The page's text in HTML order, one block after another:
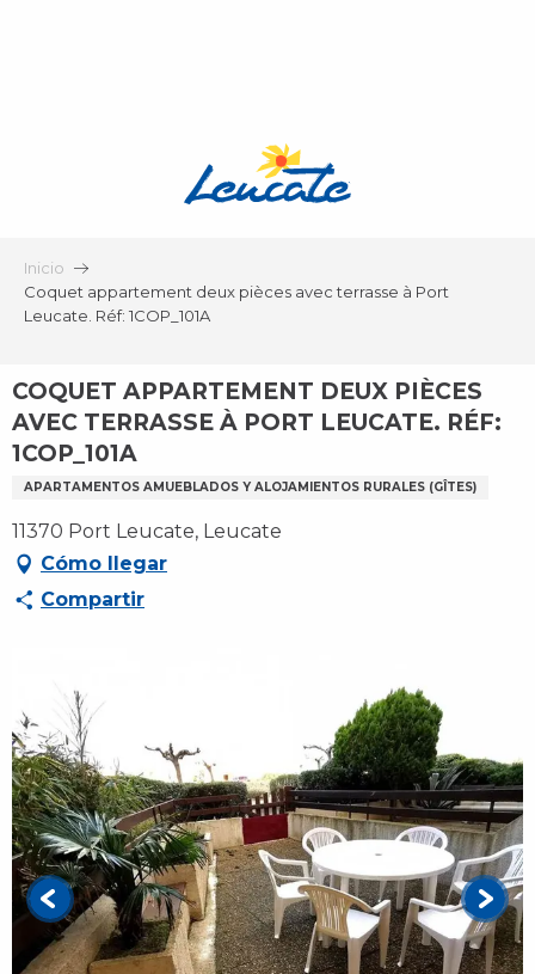
Inicio
Coquet appartement deux pièces avec terrasse à Port
Leucate. Réf: 1COP_101A
COQUET APPARTEMENT DEUX PIÈCES
AVEC TERRASSE À PORT LEUCATE. RÉF:
1COP_101A
APARTAMENTOS AMUEBLADOS Y ALOJAMIENTOS RURALES (GÎTES)
11370 Port Leucate, Leucate
Cómo llegar
Compartir